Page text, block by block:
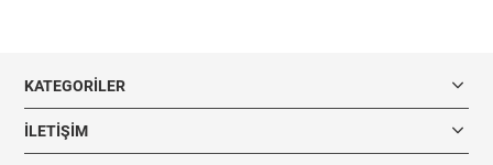
KATEGORILER
İLETIŞIM